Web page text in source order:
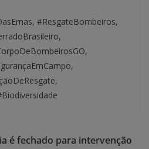
#ResgateBombeiros,
é fechado para intervenção